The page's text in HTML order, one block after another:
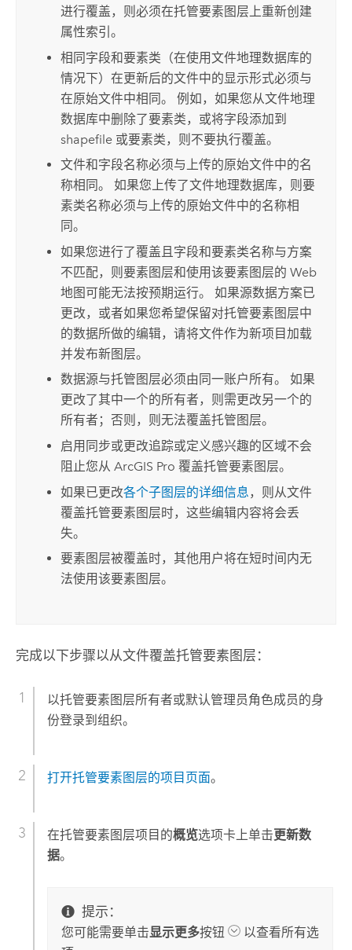
进行覆盖，则必须在托管要素图层上重新创建
属性索引。
相同字段和要素类（在使用文件地理数据库的
情况下）在更新后的文件中的显示形式必须与
在原始文件中相同。 例如，如果您从文件地理
数据库中删除了要素类，或将字段添加到
shapefile 或要素类，则不要执行覆盖。
文件和字段名称必须与上传的原始文件中的名
称相同。 如果您上传了文件地理数据库，则要
素类名称必须与上传的原始文件中的名称相
同。
如果您进行了覆盖且字段和要素类名称与方案
不匹配，则要素图层和使用该要素图层的 Web
地图可能无法按预期运行。
如果源数据方案已
更改，或者如果您希望保留对托管要素图层中
的数据所做的编辑，请将文件作为新项目加载
并发布新图层。
数据源与托管图层必须由同一账户所有。 如果
更改了其中一个的所有者，则需更改另一个的
所有者；否则，则无法覆盖托管图层。
启用同步或更改追踪或定义感兴趣的区域不会
阻止您从 ArcGIS Pro 覆盖托管要素图层。
如果已更改各个子图层的详细信息，则从文件
覆盖托管要素图层时，这些编辑内容将会丢
失。
要素图层被覆盖时，其他用户将在短时间内无
法使用该要素图层。
完成以下步骤以从文件覆盖托管要素图层：
以托管要素图层所有者或默认管理员角色成员的身
份登录到组织。
打开托管要素图层的项目页面。
在托管要素图层项目的概览选项卡上单击更新数
据。
提示：
您可能需要单击显示更多按钮
以查看所有选